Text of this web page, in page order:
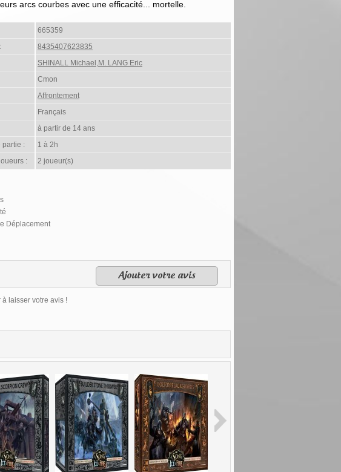
arcs courbes avec une efficacité... mortelle.
665359
8435407623835
SHINALL Michael,M. LANG Eric
Cmon
Affrontement
Français
à partir de 14 ans
partie :
1 à 2h
:
2 joueur(s)
Déplacement
Ajouter votre avis
à laisser votre avis !